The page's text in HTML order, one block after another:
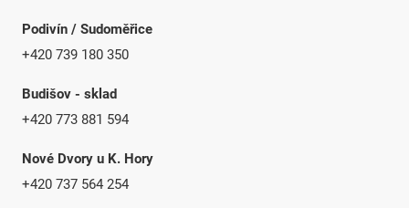
Podivín / Sudoměřice
+420 739 180 350
Budišov - sklad
+420 773 881 594
Nové Dvory u K. Hory
+420 737 564 254